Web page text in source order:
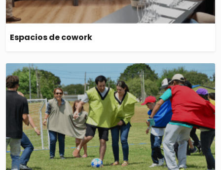
Espacios de cowork